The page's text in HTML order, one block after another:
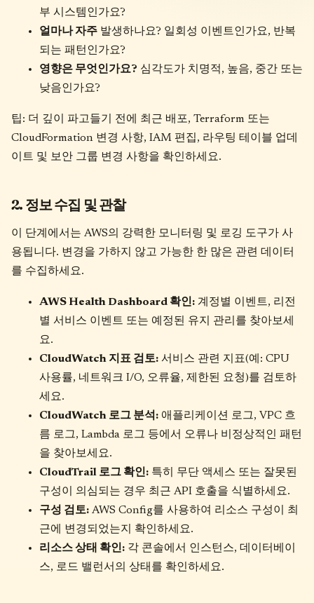
부 시스템인가요?
얼마나 자주 발생하나요? 일회성 이벤트인가요, 반복
되는 패턴인가요?
영향은 무엇인가요? 심각도가 치명적, 높음, 중간 또는
낮음인가요?
팁: 더 깊이 파고들기 전에 최근 배포, Terraform 또는
CloudFormation 변경 사항, IAM 편집, 라우팅 테이블 업데
이트 및 보안 그룹 변경 사항을 확인하세요.
2. 정보 수집 및 관찰
이 단계에서는 AWS의 강력한 모니터링 및 로깅 도구가 사
용됩니다. 변경을 가하지 않고 가능한 한 많은 관련 데이터
를 수집하세요.
AWS Health Dashboard 확인: 계정별 이벤트, 리전
별 서비스 이벤트 또는 예정된 유지 관리를 찾아보세
요.
CloudWatch 지표 검토: 서비스 관련 지표(예: CPU
사용률, 네트워크 I/O, 오류율, 제한된 요청)를 검토하
세요.
CloudWatch 로그 분석: 애플리케이션 로그, VPC 흐
름 로그, Lambda 로그 등에서 오류나 비정상적인 패턴
을 찾아보세요.
CloudTrail 로그 확인: 특히 무단 액세스 또는 잘못된
구성이 의심되는 경우 최근 API 호출을 식별하세요.
구성 검토: AWS Config를 사용하여 리소스 구성이 최
근에 변경되었는지 확인하세요.
리소스 상태 확인: 각 콘솔에서 인스턴스, 데이터베이
스, 로드 밸런서의 상태를 확인하세요.